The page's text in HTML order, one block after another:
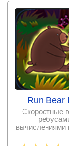
Run Bear
Скоростные
вычислениями